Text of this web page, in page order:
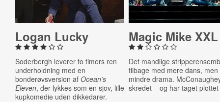
Logan Lucky
Soderbergh leverer to timers ren
underholdning med en
bonderøvsversion af Ocean’s
Eleven, der lykkes som en sjov, lille
kupkomedie uden dikkedarer.
Magic Mike XXL
Det mandlige
tilbage med mere dans, men
mindre drama.
skredet – og har taget